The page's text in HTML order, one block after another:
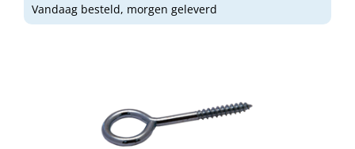
Vandaag besteld, morgen geleverd